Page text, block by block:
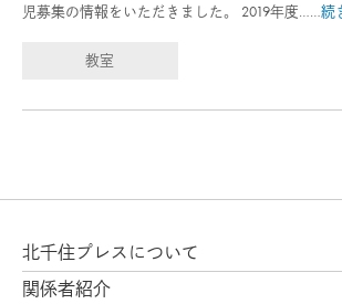
児募集の情報をいただきました。 2019年度……続
教室
北千住プレスについて
関係者紹介